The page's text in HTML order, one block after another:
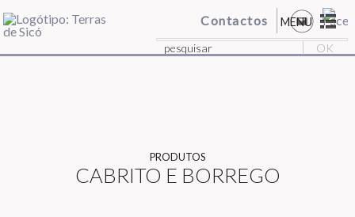
Contactos MENU
PRODUTOS
CABRITO E BORREGO